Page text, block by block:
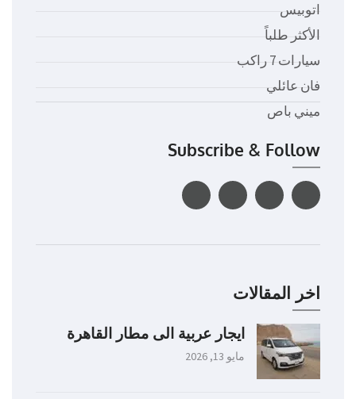
اتوبيس
الأكثر طلباً
سيارات 7 راكب
فان عائلي
ميني باص
Subscribe & Follow
اخر المقالات
ايجار عربية الى مطار القاهرة
مايو 13, 2026